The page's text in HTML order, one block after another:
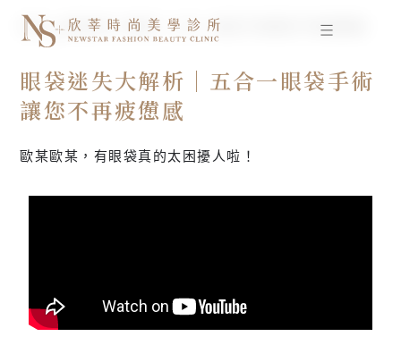
首頁 眼袋迷失大解析｜五合一眼袋手術讓您不再疲憊感
眼袋迷失大解析｜五合一眼袋手術
讓您不再疲憊感
歐某歐某，有眼袋真的太困擾人啦！